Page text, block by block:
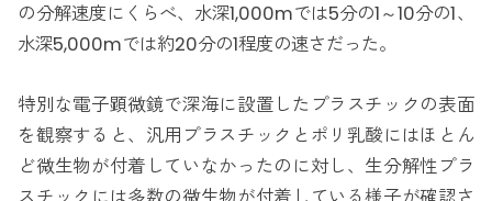
の分解速度にくらべ、水深1,000mでは5分の1～10分の1、
水深5,000mでは約20分の1程度の速さだった。
特別な電子顕微鏡で深海に設置したプラスチックの表面
を観察すると、汎用プラスチックとポリ乳酸にはほとん
ど微生物が付着していなかったのに対し、生分解性プラ